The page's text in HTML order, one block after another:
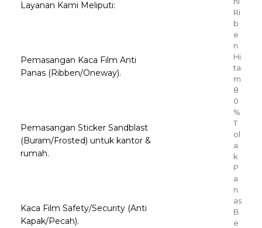
Layanan Kami Meliputi:
Pemasangan Kaca Film Anti
Panas (Ribben/Oneway).
Pemasangan Sticker Sandblast
(Buram/Frosted) untuk kantor &
rumah.
Kaca Film Safety/Security (Anti
Kapak/Pecah).
Ri
b
e
n
Hi
ta
m
8
0
%
T
ol
a
k
P
a
n
as
B
e